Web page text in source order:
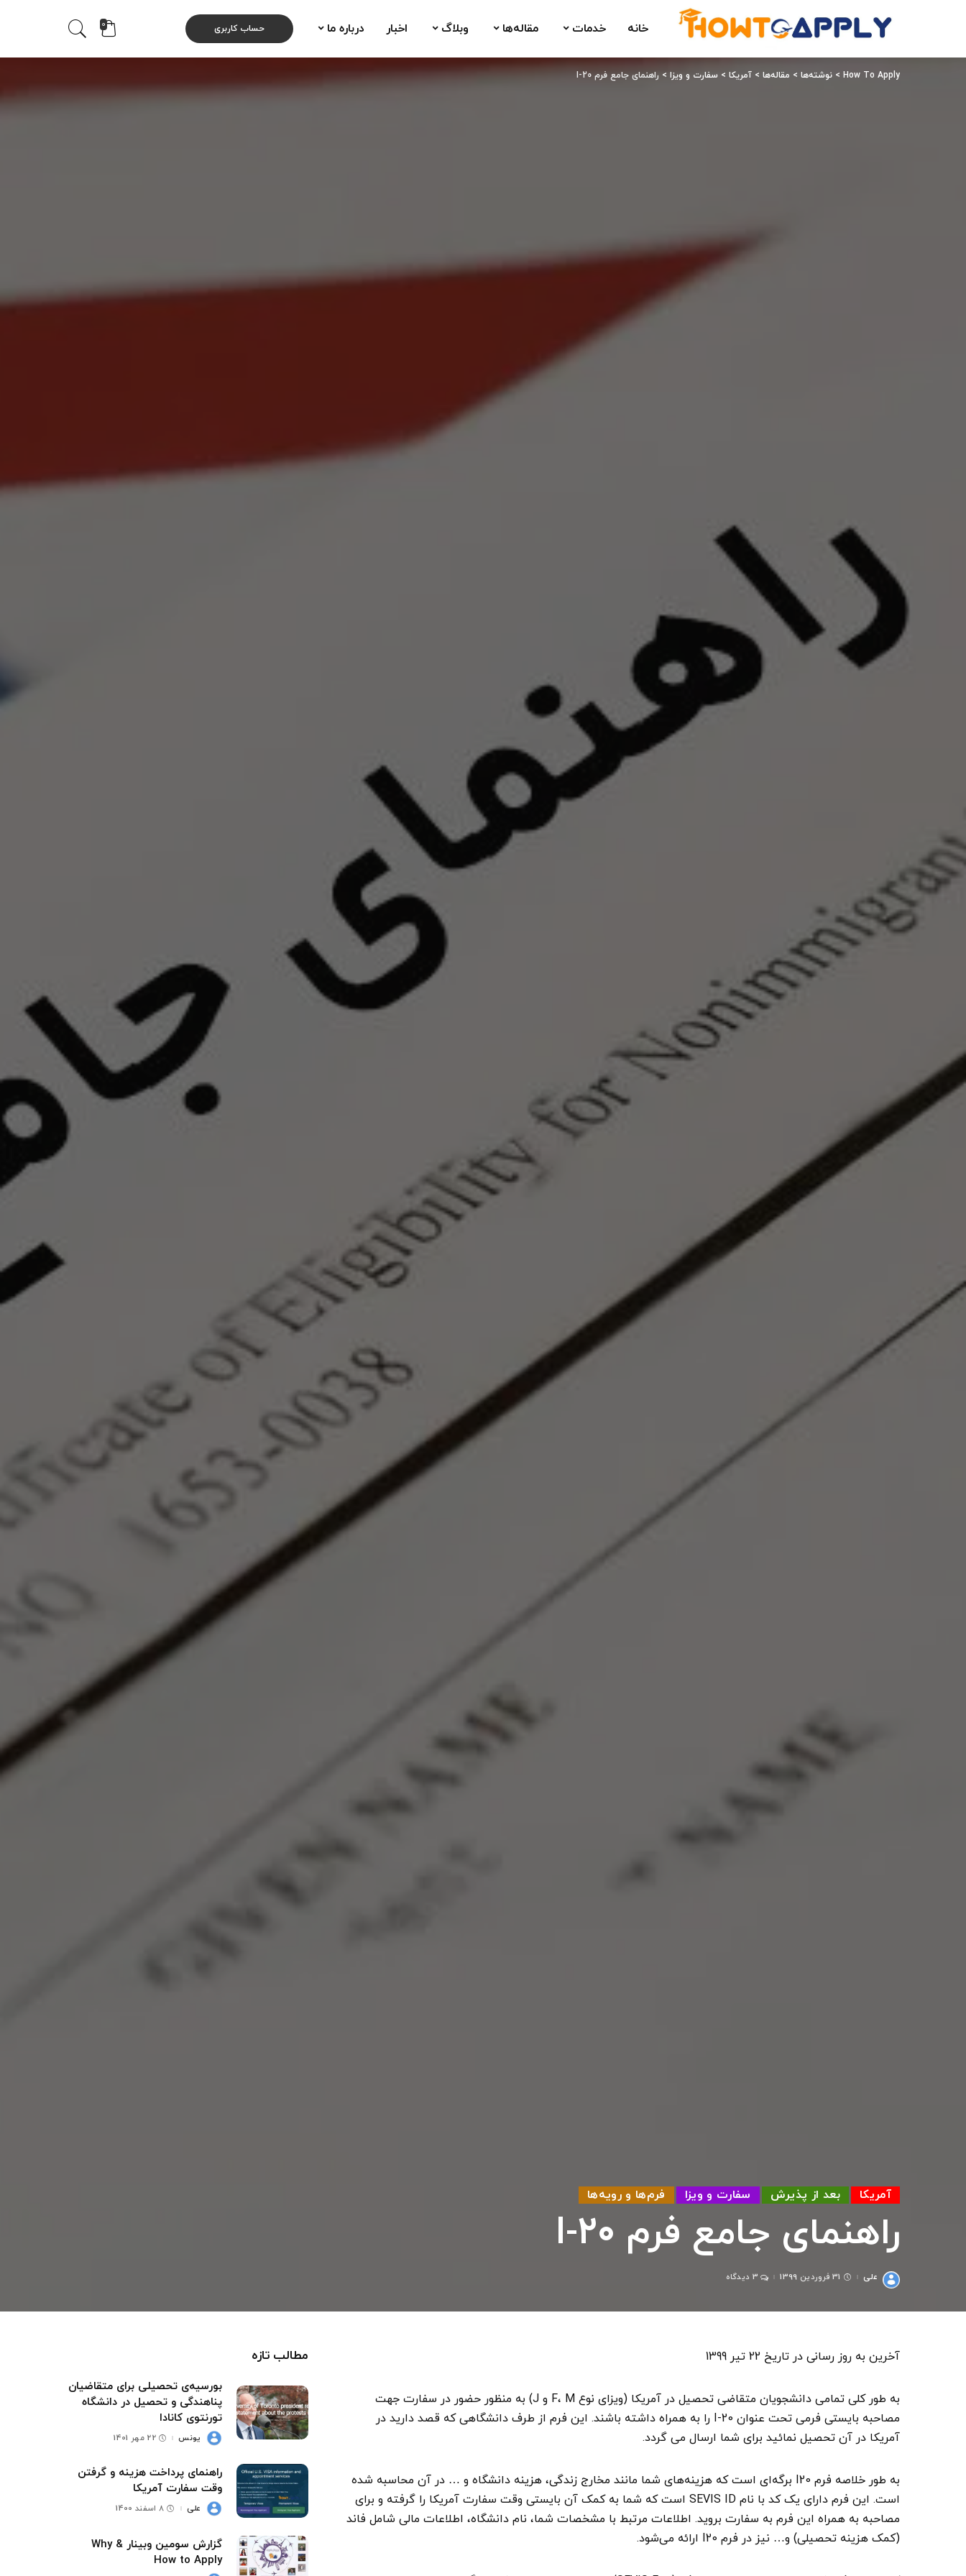
خانه خدمات مقاله‌ها وبلاگ اخبار درباره ما حساب کاربری 0
How To Apply
> نوشته‌ها > مقاله‌ها > آمریکا > سفارت و ویزا > راهنمای جامع فرم I-20
آمریکا بعد از پذیرش سفارت و ویزا فرم‌ها و رویه‌ها
راهنمای جامع فرم I-20
ارسال
علی 31 فروردین 1399 3 دیدگاه
آخرین به روز رسانی در تاریخ 22 تیر 1399
به طور کلی تمامی دانشجویان متقاضی تحصیل در آمریکا (ویزای نوع F، M و J) به منظور حضور در سفارت جهت
مصاحبه بایستی فرمی تحت عنوان I-20 را به همراه داشته باشند. این فرم از طرف دانشگاهی که قصد دارید در
آمریکا در آن تحصیل نمائید برای شما ارسال می گردد.
به طور خلاصه فرم I20 برگه‌ای است که هزینه‌های شما مانند مخارج زندگی، هزینه دانشگاه و … در آن محاسبه شده
است. این فرم دارای یک کد با نام SEVIS ID است که شما به کمک آن بایستی وقت سفارت آمریکا را گرفته و برای
مصاحبه به همراه این فرم به سفارت بروید. اطلاعات مرتبط با مشخصات شما، نام دانشگاه، اطلاعات مالی شامل فاند
(کمک هزینه تحصیلی) و… نیز در فرم I20 ارائه می‌شود.
مطالب تازه
بورسیه‌ی تحصیلی برای متقاضیان
پناهندگی و تحصیل در دانشگاه
تورنتوی کانادا
ارسال
شده
یونس 22 مهر 1401
راهنمای پرداخت هزینه و گرفتن
وقت سفارت آمریکا
ارسال
شده
علی 8 اسفند 1400
گزارش سومین وبینار Why &
How to Apply